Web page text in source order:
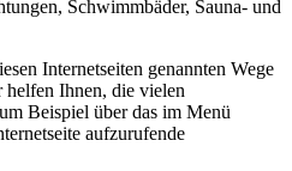
Schwimmbäder, Sauna- und
Internetseiten genannten Wege
Ihnen, die vielen
Beispiel über das im Menü
aufzurufende